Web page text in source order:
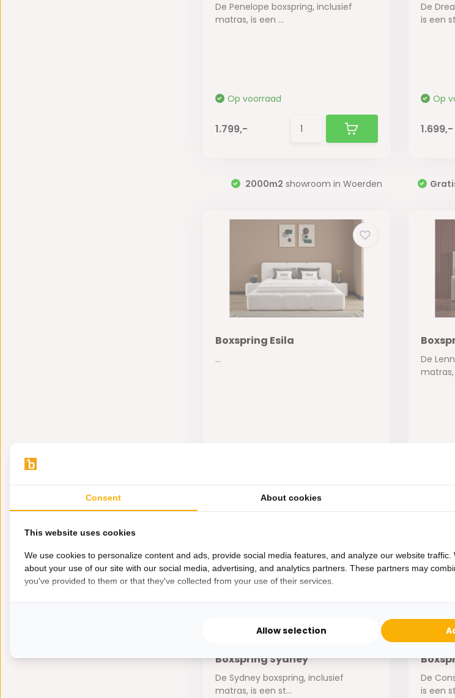
De Penelope boxspring, inclusief
matras, is een ...
Op voorraad
1.799,-
De
is een
Op
1.699,-
2000m2 showroom in Woerden
Boxspring Esila
...
1.499,-
De
matras,
1.799,-
Boxspring Sydney
De Sydney boxspring, inclusief
matras, is een st...
De
is een
Consent About cookies
This website uses cookies
We use cookies to personalize content and ads, provide social media features, and analyze our website traffic.
about your use of our site with our social media, advertising, and analytics partners. These partners may
you've provided to them or that they've collected from your use of their services.
Allow selection